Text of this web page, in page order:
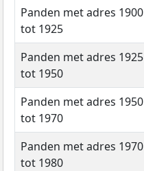
Panden met adres 1900
tot 1925
Panden met adres 1925
tot 1950
Panden met adres 1950
tot 1970
Panden met adres 1970
tot 1980